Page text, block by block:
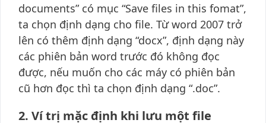
documents” có mục “Save files in this fomat”,
ta chọn định dạng cho file. Từ word 2007 trở
lên có thêm định dạng “docx”, định dạng này
các phiên bản word trước đó không đọc
được, nếu muốn cho các máy có phiên bản
cũ hơn đọc thì ta chọn định dạng “.doc”.
2. Ví trị mặc định khi lưu một file